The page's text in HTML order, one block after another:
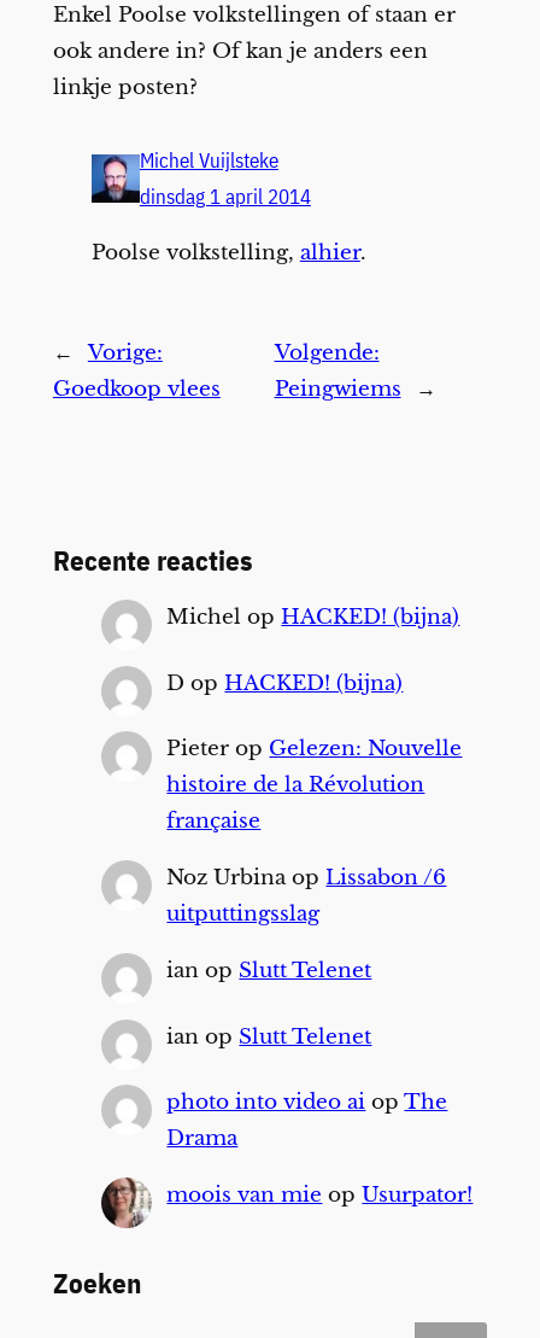
Enkel Poolse volkstellingen of staan er
ook andere in? Of kan je anders een
linkje posten?
Michel Vuijlsteke
dinsdag 1 april 2014
Poolse volkstelling, alhier.
←
Vorige:
Goedkoop vlees
Volgende:
Peingwiems
→
Recente reacties
Michel opHACKED! (bijna)
D opHACKED! (bijna)
Pieter op Gelezen: Nouvelle
histoire de la Révolution
française
Noz UrbinaopLissabon /6
uitputtingsslag
ian op Slutt Telenet
ian op Slutt Telenet
photo into video ai opThe
Drama
moois van mie opUsurpator!
Zoeken